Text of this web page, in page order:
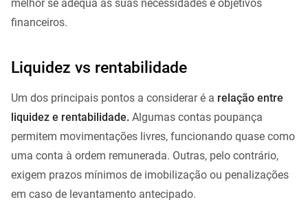
melhor se adequa às suas necessidades e objetivos
financeiros.
Liquidez vs rentabilidade
Um dos principais pontos a considerar é a relação entre
liquidez e rentabilidade. Algumas contas poupança
permitem movimentações livres, funcionando quase como
uma conta à ordem remunerada. Outras, pelo contrário,
exigem prazos mínimos de imobilização ou penalizações
em caso de levantamento antecipado.